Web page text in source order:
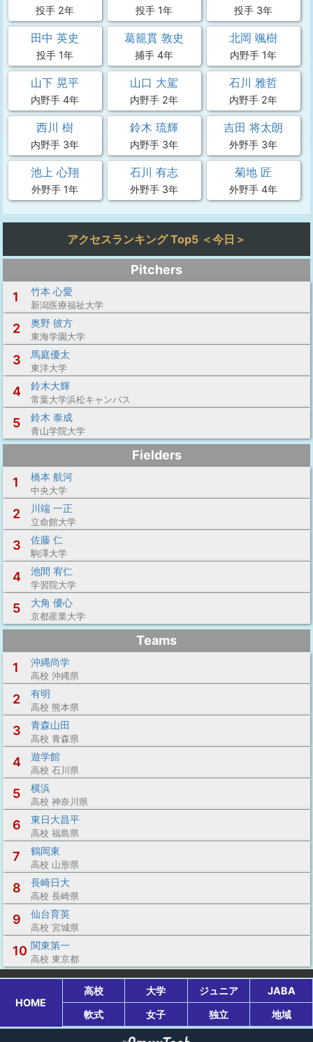
投手 2年 投手 1年 投手 3年
田中 英史
投手 1年
葛籠貫 敦史
捕手 4年
北岡 颯樹
内野手 1年
山下 晃平
内野手 4年
山口 大駕
内野手 2年
石川 雅哲
内野手 2年
西川 樹
内野手 3年
鈴木 琉輝
内野手 3年
吉田 将太朗
外野手 3年
池上 心翔
外野手 1年
石川 有志
外野手 3年
菊地 匠
外野手 4年
アクセスランキング Top5 ＜今日＞
Pitchers
1
竹本 心愛
新潟医療福祉大学
2 奥野 彼方
東海学園大学
3 馬庭優太
東洋大学
4 鈴木大輝
常葉大学浜松キャンパス
5 鈴木 泰成
青山学院大学
Fielders
1
橋本 航河
中央大学
2 川端 一正
立命館大学
3 佐藤 仁
駒澤大学
4 池間 宥仁
学習院大学
5 大角 優心
京都産業大学
Teams
1
沖縄尚学
高校 沖縄県
2 有明
高校 熊本県
3 青森山田
高校 青森県
4 遊学館
高校 石川県
5 横浜
高校 神奈川県
6 東日大昌平
高校 福島県
7 鶴岡東
高校 山形県
8 長崎日大
高校 長崎県
9 仙台育英
高校 宮城県
10 関東第一
高校 東京都
HOME
高校 大学 ジュニア
JABA
軟式
女子 独立 地域